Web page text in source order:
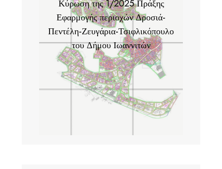
Κύρωση της 1/2025 Πράξης
Εφαρμογής περιοχών Δροσιά-
Πεντέλη-Ζευγάρια-Τσιφλικόπουλο
του Δήμου Ιωαννιτών